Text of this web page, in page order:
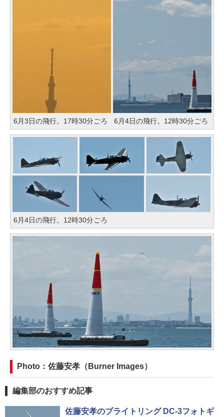
6月3日の飛行。17時30分ごろ 6月4日の飛行。12時30分ごろ
6月4日の飛行。12時30分ごろ
Photo：佐藤安孝（Burner Images）
編集部のおすすめ記事
佐藤安孝のブライトリング DC-3フォトギ